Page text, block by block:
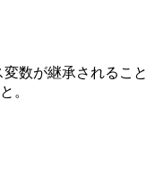
数が継承されること
。